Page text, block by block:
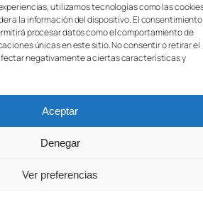
utilizamos tecnologías como las
a la información del dispositivo. El
procesar datos como el comportamiento de
únicas en este sitio. No consentir o retirar el
negativamente a ciertas características y
Aceptar
Denegar
Ver preferencias
Diseñado conWordPress